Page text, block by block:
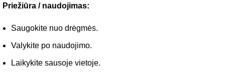
Priežiūra / naudojimas:
Saugokite nuo drėgmės.
Valykite po naudojimo.
Laikykite sausoje vietoje.